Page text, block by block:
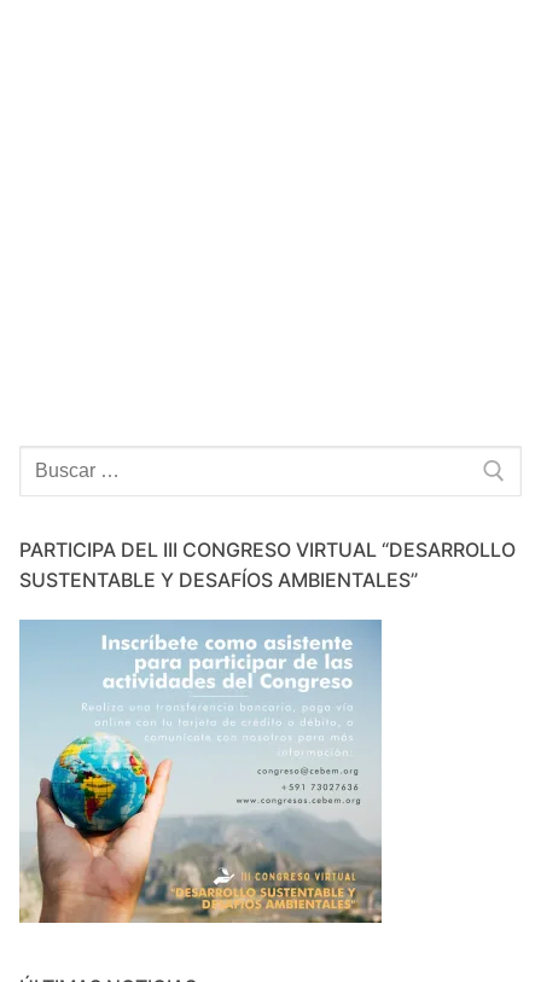
Buscar:
PARTICIPA DEL III CONGRESO VIRTUAL “DESARROLLO
SUSTENTABLE Y DESAFÍOS AMBIENTALES”